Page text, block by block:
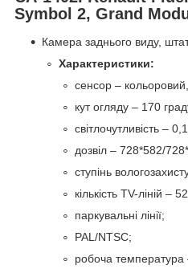
Symbol 2, Grand
Камера заднього виду,
Характеристики:
сенсор –
кут огляду – 170
світлочутливість –
дозвіл – 728*582/
ступінь
кількість TV-ліній –
паркувальні лінії;
PAL/NTSC;
робоча температура